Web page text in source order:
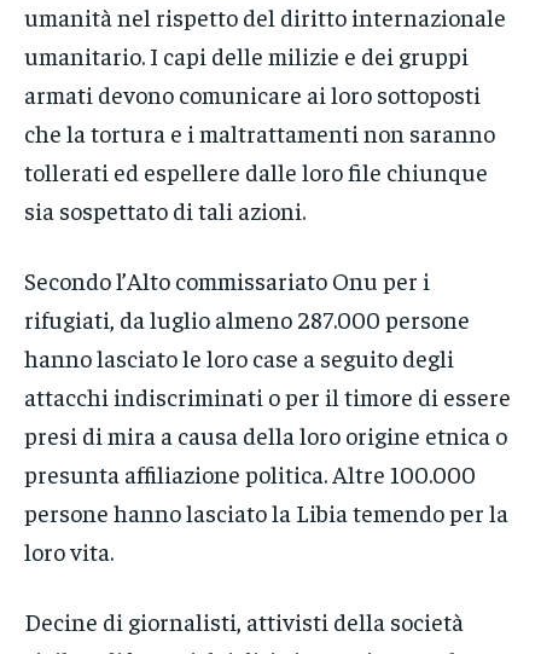
umanità nel rispetto del diritto internazionale
umanitario. I capi delle milizie e dei gruppi
armati devono comunicare ai loro sottoposti
che la tortura e i maltrattamenti non saranno
tollerati ed espellere dalle loro file chiunque
sia sospettato di tali azioni.
Secondo l’Alto commissariato Onu per i
rifugiati, da luglio almeno 287.000 persone
hanno lasciato le loro case a seguito degli
attacchi indiscriminati o per il timore di essere
presi di mira a causa della loro origine etnica o
presunta affiliazione politica. Altre 100.000
persone hanno lasciato la Libia temendo per la
loro vita.
Decine di giornalisti, attivisti della società